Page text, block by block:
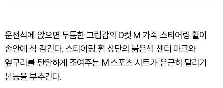
운전석에 앉으면 두툼한 그립감의 D컷 M 가죽 스티어링 휠이
손안에 착 감긴다. 스티어링 휠 상단의 붉은색 센터 마크와
옆구리를 탄탄하게 조여주는 M 스포츠 시트가 은근히 달리기
본능을 부추긴다.